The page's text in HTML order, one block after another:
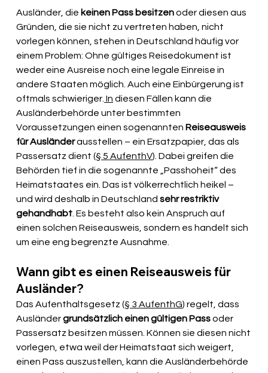
Ausländer, die keinen Pass besitzen oder diesen aus
Gründen, die sie nicht zu vertreten haben, nicht
vorlegen können, stehen in Deutschland häufig vor
einem Problem: Ohne gültiges Reisedokument ist
weder eine Ausreise noch eine legale Einreise in
andere Staaten möglich. Auch eine Einbürgerung ist
oftmals schwieriger. In diesen Fällen kann die
Ausländerbehörde unter bestimmten
Voraussetzungen einen sogenannten Reiseausweis
für Ausländer ausstellen – ein Ersatzpapier, das als
Passersatz dient (§ 5 AufenthV). Dabei greifen die
Behörden tief in die sogenannte „Passhoheit“ des
Heimatstaates ein. Das ist völkerrechtlich heikel –
und wird deshalb in Deutschland sehr restriktiv
gehandhabt . Es besteht also kein Anspruch auf
einen solchen Reiseausweis, sondern es handelt sich
um eine eng begrenzte Ausnahme.
Wann gibt es einen Reiseausweis für
Ausländer?
Das Aufenthaltsgesetz (§ 3 AufenthG) regelt, dass
Ausländer grundsätzlich einen gültigen Pass oder
Passersatz besitzen müssen. Können sie diesen nicht
vorlegen, etwa weil der Heimatstaat sich weigert,
einen Pass auszustellen, kann die Ausländerbehörde